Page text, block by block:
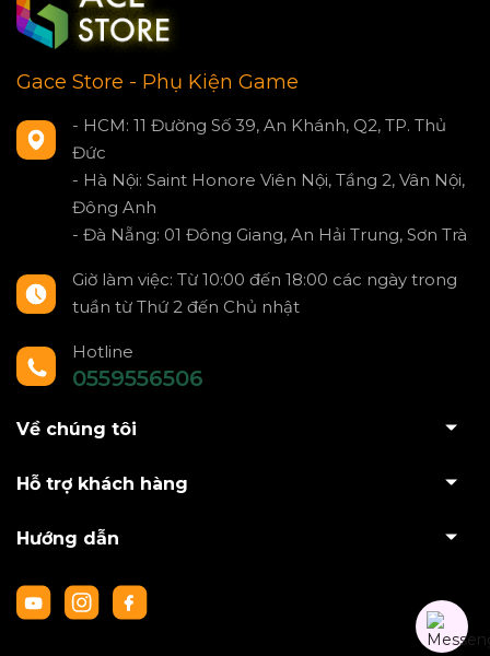
Gace Store - Phụ Kiện Game
- HCM: 11 Đường Số 39, An Khánh, Q2, TP. Thủ
Đức
- Hà Nội: Saint Honore Viên Nội, Tầng 2, Vân Nội,
Đông Anh
- Đà Nẵng: 01 Đông Giang, An Hải Trung, Sơn Trà
Giờ làm việc: Từ 10:00 đến 18:00 các ngày trong
tuần từ Thứ 2 đến Chủ nhật
Hotline
0559556506
Về chúng tôi
Hỗ trợ khách hàng
Hướng dẫn